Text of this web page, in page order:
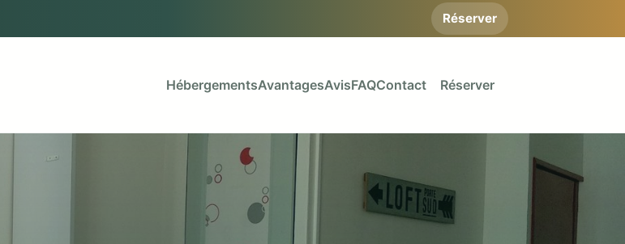
Réserver
HébergementsAvantagesAvisFAQContact Réserver